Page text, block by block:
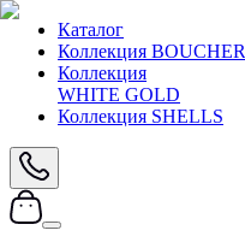
Каталог
Коллекция BOUCHER
Коллекция
WHITE GOLD
Коллекция SHELLS